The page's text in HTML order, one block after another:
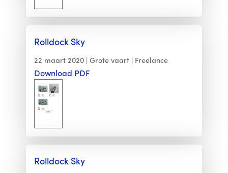
Rolldock Sky
22 maart 2020 Grote vaart Freelance
Download PDF
Rolldock Sky